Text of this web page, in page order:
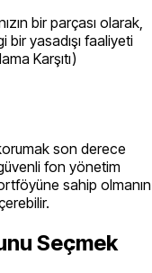
bir parçası olarak,
yasadışı faaliyeti
Karşıtı)
korumak son derece
fon yönetim
sahip olmanın
Seçmek